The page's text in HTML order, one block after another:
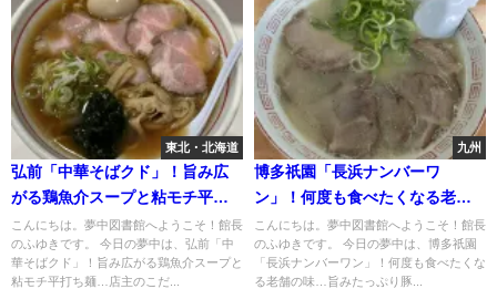
東北・北海道
弘前「中華そばクド」！旨み広
がる鶏魚介スープと粘モチ平打
ち麺…店主のこだわり詰まっ
た"中華そば"
こんにちは。夢中図書館へようこそ！館長
のふゆきです。 今日の夢中は、弘前「中
華そばクド」！旨み広がる鶏魚介スープと
粘モチ平打ち麺…店主のこだ...
九州
博多祇園「長浜ナンバーワ
ン」！何度も食べたくなる老舗
の味…旨みたっぷり豚骨チャー
シューメン
こんにちは。夢中図書館へようこそ！館長
のふゆきです。 今日の夢中は、博多祇園
「長浜ナンバーワン」！何度も食べたくな
る老舗の味…旨みたっぷり豚...